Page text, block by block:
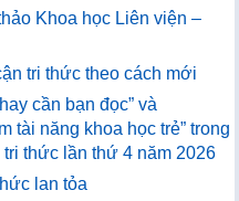
Khoa học Liên viện –
tri thức theo cách mới
cần bạn đọc” và
tài năng khoa học trẻ” trong
thức lần thứ 4 năm 2026
lan tỏa